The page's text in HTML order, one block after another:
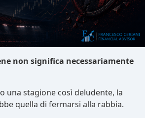
non significa necessariamente
una stagione così deludente, la
quella di fermarsi alla rabbia.